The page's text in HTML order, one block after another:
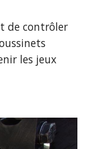
de contrôler
les jeux